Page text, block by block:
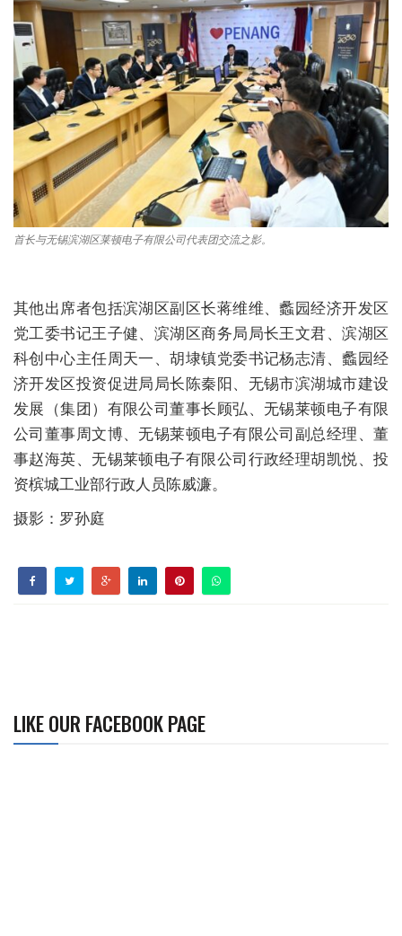
首长与无锡滨湖区莱顿电子有限公司代表团交流之影。
其他出席者包括滨湖区副区长蒋维维、蠡园经济开发区
党工委书记王子健、滨湖区商务局局长王文君、滨湖区
科创中心主任周天一、胡埭镇党委书记杨志清、蠡园经
济开发区投资促进局局长陈秦阳、无锡市滨湖城市建设
发展（集团）有限公司董事长顾弘、无锡莱顿电子有限
公司董事周文博、无锡莱顿电子有限公司副总经理、董
事赵海英、无锡莱顿电子有限公司行政经理胡凯悦、投
资槟城工业部行政人员陈威濂。
摄影：罗孙庭
LIKE OUR FACEBOOK PAGE